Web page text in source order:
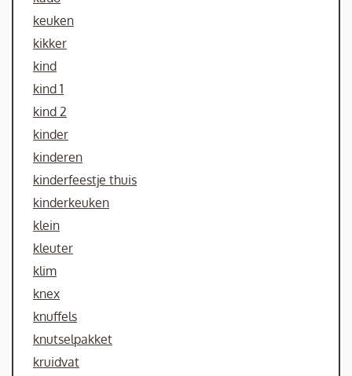
keuken
kikker
kind
kind 1
kind 2
kinder
kinderen
kinderfeestje thuis
kinderkeuken
klein
kleuter
klim
knex
knuffels
knutselpakket
kruidvat